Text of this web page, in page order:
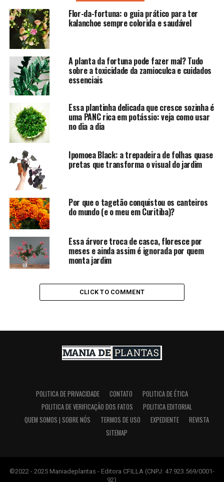
Flor-da-fortuna: o guia prático para ter
kalanchoe sempre colorida e saudável
A planta da fortuna pode fazer mal? Tudo
sobre a toxicidade da zamioculca e cuidados
essenciais
Essa plantinha delicada que cresce sozinha é
uma PANC rica em potássio: veja como usar
no dia a dia
Ipomoea Black: a trepadeira de folhas quase
pretas que transforma o visual do jardim
Por que o tagetão conquistou os canteiros
do mundo (e o meu em Curitiba)?
Essa árvore troca de casca, floresce por
meses e ainda assim é ignorada por quem
monta jardim
CLICK TO COMMENT
POLITICA DE PRIVACIDADE CONTATO
POLITICA DE ÉTICA
POLITICA DE VERIFICAÇÃO DOS FATOS
POLITICA EDITORIAL
QUEM SOMOS | SOBRE NÓS
TERMOS DE USO EXPEDIENTE
REVISTA
SITEMAP
©2022 - 2025 Maniadeplantas - Editora CFILLA (CNPJ: 47.923.569/0001-
92)